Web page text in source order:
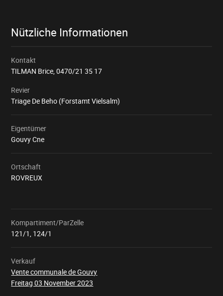
Nützliche Informationen
Kontakt
TILMAN Brice,0470/21 35 17
Revier
Triage De Beho (Forstamt Vielsalm)
Eigentümer
Gouvy Cne
Ortschaft
ROVREUX
Kompartiment/ParZelle
121/1, 124/1
Verkauf
Vente communale de Gouvy
Freitag 03 November 2023
Wird